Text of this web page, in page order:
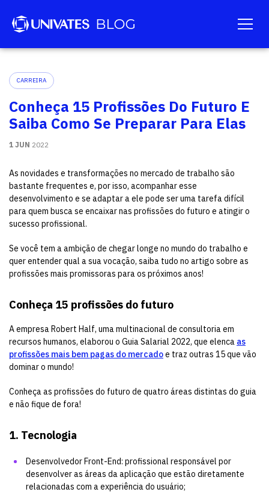
CARREIRA
Conheça 15 Profissões Do Futuro E
Saiba Como Se Preparar Para Elas
1 JUN 2022
As novidades e transformações no mercado de trabalho são
bastante frequentes e, por isso, acompanhar esse
desenvolvimento e se adaptar a ele pode ser uma tarefa difícil
para quem busca se encaixar nas profissões do futuro e atingir o
sucesso profissional.
Se você tem a ambição de chegar longe no mundo do trabalho e
quer entender qual a sua vocação, saiba tudo no artigo sobre as
profissões mais promissoras para os próximos anos!
Conheça 15 profissões do futuro
A empresa Robert Half, uma multinacional de consultoria em
recursos humanos, elaborou o Guia Salarial 2022, que elenca as
profissões mais bem pagas do mercadoe traz outras 15 que vão
dominar o mundo!
Conheça as profissões do futuro de quatro áreas distintas do guia
e não fique de fora!
1. Tecnologia
Desenvolvedor Front-End: profissional responsável por
desenvolver as áreas da aplicação que estão diretamente
relacionadas com a experiência do usuário;